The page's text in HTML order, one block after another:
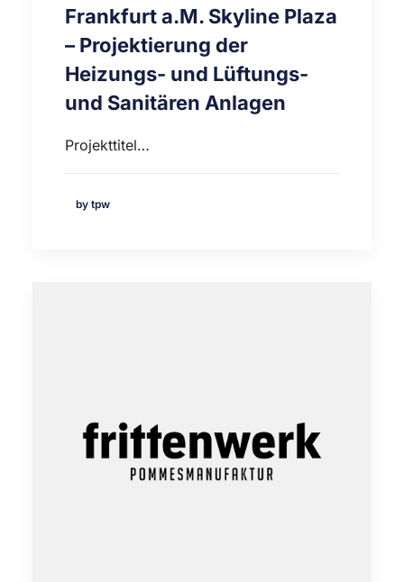
Frankfurt a.M. Skyline Plaza
– Projektierung der
Heizungs- und Lüftungs-
und Sanitären Anlagen
Projekttitel…
by tpw